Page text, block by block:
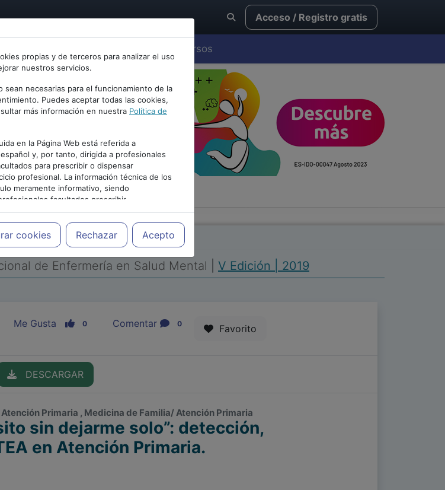
Acceso / Registro gratis
Cursos
propias y de terceros para analizar el uso
nuestros servicios.
sean necesarias para el funcionamiento de la
Puedes aceptar todas las cookies,
más información en nuestra Política de
en la Página Web está referida a
y, por tanto, dirigida a profesionales
para prescribir o dispensar
profesional. La información técnica de los
meramente informativo, siendo
facultados prescribir
en cada caso concreto, el tratamiento más
del paciente.
cookies Rechazar Acepto
PUBLICIDAD
de Enfermería en Salud Mental V Edición | 2019
Me Gusta 0 Comentar 0 Favorito
DESCARGAR
Primaria , Medicina de Familia/ Atención Primaria
sin dejarme solo”: detección,
en Atención Primaria.